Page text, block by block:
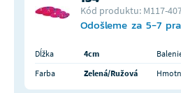
Kód produktu: M117-
Odošleme za 5-7
Dĺžka 4cm
Farba
Zelená/Ružová